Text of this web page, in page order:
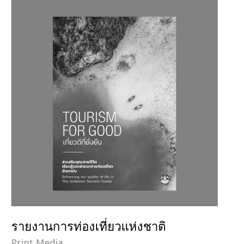
รายงานการท่องเที่ยวแห่งชาติ